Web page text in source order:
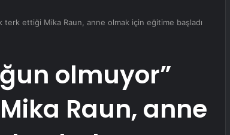
terk ettiği Mika Raun, anne olmak için eğitime başladı
olmuyor”
Raun, anne